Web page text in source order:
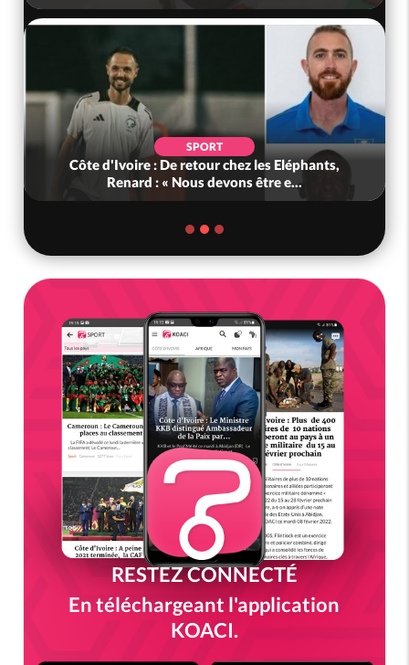
SPORT
Côte d'Ivoire : De retour chez les Eléphants,
Renard : « Nous devons être e...
RESTEZ CONNECTÉ
En téléchargeant l'application
KOACI.